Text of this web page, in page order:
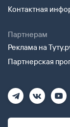
Контактная
Партнерам
Реклама на
Партнерская